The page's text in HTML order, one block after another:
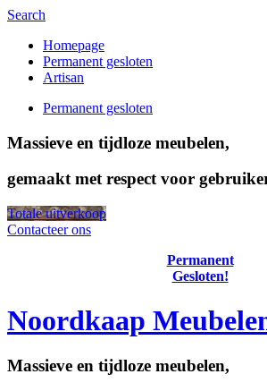
Search
Homepage
Permanent gesloten
Artisan
Permanent gesloten
Massieve en tijdloze meubelen,
gemaakt met respect voor
Totale uitverkoop
Contacteer ons
Permanent
Gesloten!
Noordkaap
Massieve en tijdloze meubelen,